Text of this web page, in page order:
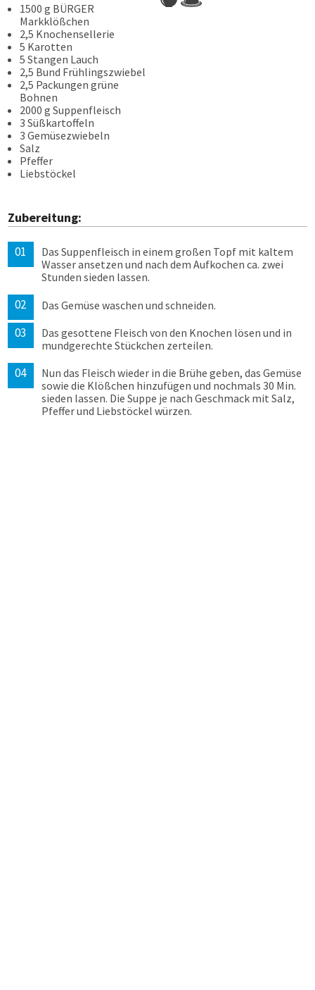
1500 g BÜRGER
Markklößchen
2,5 Knochensellerie
5 Karotten
5 Stangen Lauch
2,5 Bund Frühlingszwiebel
2,5 Packungen grüne
Bohnen
2000 g Suppenfleisch
3 Süßkartoffeln
3 Gemüsezwiebeln
Salz
Pfeffer
Liebstöckel
Zubereitung:
Das Suppenfleisch in einem großen Topf mit kaltem
Wasser ansetzen und nach dem Aufkochen ca. zwei
Stunden sieden lassen.
Das Gemüse waschen und schneiden.
Das gesottene Fleisch von den Knochen lösen und in
mundgerechte Stückchen zerteilen.
Nun das Fleisch wieder in die Brühe geben, das Gemüse
sowie die Klößchen hinzufügen und nochmals 30 Min.
sieden lassen. Die Suppe je nach Geschmack mit Salz,
Pfeffer und Liebstöckel würzen.